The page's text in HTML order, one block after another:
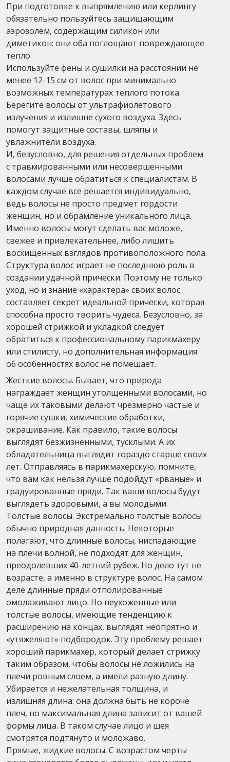
При подготовке к выпрямлению или керлингу
обязательно пользуйтесь защищающим
аэрозолем, содержащим силикон или
диметикон: они оба поглощают повреждающее
тепло.
Используйте фены и сушилки на расстоянии не
менее 12-15 см от волос при минимально
возможных температурах теплого потока.
Берегите волосы от ультрафиолетового
излучения и излишне сухого воздуха. Здесь
помогут защитные составы, шляпы и
увлажнители воздуха.
И, безусловно, для решения отдельных проблем
с травмированными или несовершенными
волосами лучше обратиться к специалистам. В
каждом случае все решается индивидуально,
ведь волосы не просто предмет гордости
женщин, но и обрамление уникального лица.
Именно волосы могут сделать вас моложе,
свежее и привлекательнее, либо лишить
восхищенных взглядов противоположного пола.
Структура волос играет не последнюю роль в
создании удачной прически. Поэтому не только
уход, но и знание «характера» своих волос
составляет секрет идеальной прически, которая
способна просто творить чудеса. Безусловно, за
хорошей стрижкой и укладкой следует
обратиться к профессиональному парикмахеру
или стилисту, но дополнительная информация
об особенностях волос не помешает.
Жесткие волосы. Бывает, что природа
награждает женщин утолщенными волосами, но
чаще их таковыми делают чрезмерно частые и
горячие сушки, химические обработки,
окрашивание. Как правило, такие волосы
выглядят безжизненными, тусклыми. А их
обладательница выглядит гораздо старше своих
лет. Отправляясь в парикмахерскую, помните,
что вам как нельзя лучше подойдут «рваные» и
градуированные пряди. Так ваши волосы будут
выглядеть здоровыми, а вы молодыми.
Толстые волосы. Экстремально толстые волосы
обычно природная данность. Некоторые
полагают, что длинные волосы, ниспадающие
на плечи волной, не подходят для женщин,
преодолевших 40-летний рубеж. Но дело тут не
возрасте, а именно в структуре волос. На самом
деле длинные пряди отполированные
омолаживают лицо. Но неухоженные или
толстые волосы, имеющие тенденцию к
расширению на концах, выглядят неопрятно и
«утяжеляют» подбородок. Эту проблему решает
хороший парикмахер, который делает стрижку
таким образом, чтобы волосы не ложились на
плечи ровным слоем, а имели разную длину.
Убирается и нежелательная толщина, и
излишняя длина: она должна быть не короче
плеч, но максимальная длина зависит от вашей
формы лица. В таком случае лицо и шея
смотрятся подтянуто и моложаво.
Прямые, жидкие волосы. С возрастом черты